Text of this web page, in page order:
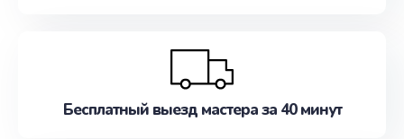
Бесплатный выезд мастера за 40 минут